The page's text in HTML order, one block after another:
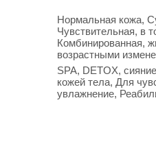
Нормальная кожа,
Чувствительная, в
Комбинированная,
возрастными
SPA, DETOX,
кожей тела, Для
увлажнение,